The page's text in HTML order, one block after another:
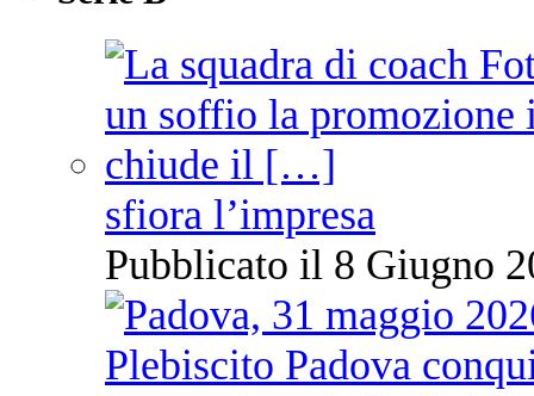
sfiora l’impresa
Pubblicato il 8 Giugno